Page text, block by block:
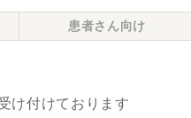
患者さん向け
け付けております